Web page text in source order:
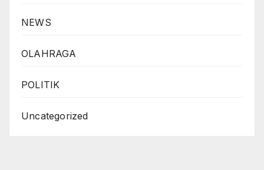
NEWS
OLAHRAGA
POLITIK
Uncategorized